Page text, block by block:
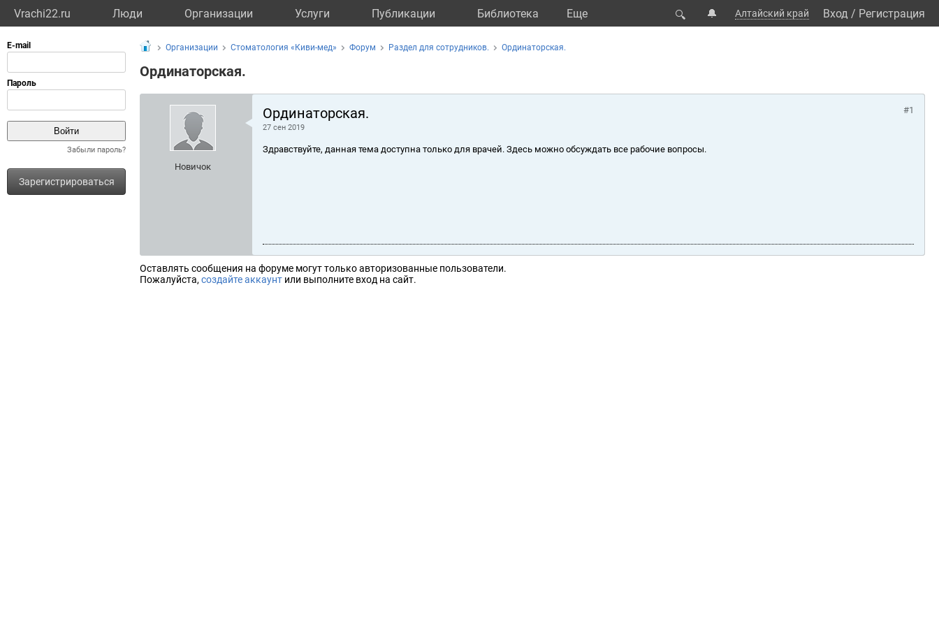
Vrachi22.ru Люди Организации Услуги Публикации Библиотека Eще 🔍 🔔 Алтайский край Вход / Регистрация
Забыли пароль?
Зарегистрироваться
Организации Стоматология «Киви-мед» Форум Раздел для сотрудников. Ординаторская.
Ординаторская.
Новичок
Ординаторская.
27 сен 2019
#1
Здравствуйте, данная тема доступна только для врачей. Здесь можно обсуждать все рабочие вопросы.
Оставлять сообщения на форуме могут только авторизованные пользователи.
Пожалуйста, создайте аккаунт или выполните вход на сайт.